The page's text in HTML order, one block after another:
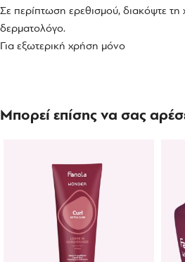
Σε περίπτωση ερεθισμού, διακόψτε τη
δερματολόγο.
Για εξωτερική χρήση μόνο
Μπορεί επίσης να σας